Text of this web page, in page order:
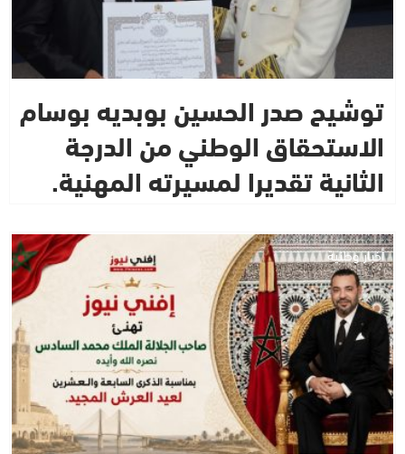
توشيح صدر الحسين بوبديه بوسام
الاستحقاق الوطني من الدرجة
الثانية تقديرا لمسيرته المهنية.
أخبار وطنية